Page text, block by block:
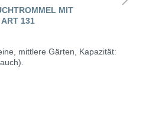
MIT
131
mittlere Gärten, Kapazität: